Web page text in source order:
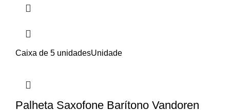
Caixa de 5 unidadesUnidade
Palheta Saxofone Barítono Vandoren